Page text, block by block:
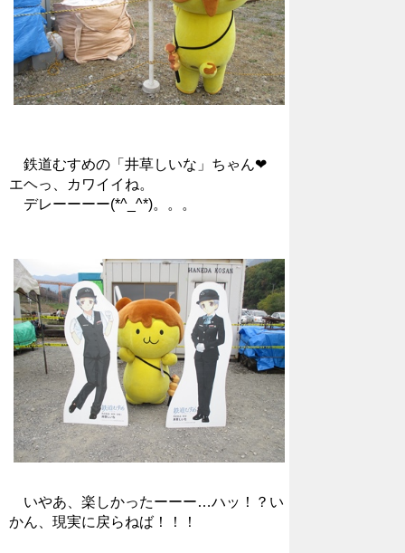
鉄道むすめの「井草しいな」ちゃん❤
エヘっ、カワイイね。
デレーーーー(*^_^*)。。。
いやあ、楽しかったーーー…ハッ！？い
かん、現実に戻らねば！！！